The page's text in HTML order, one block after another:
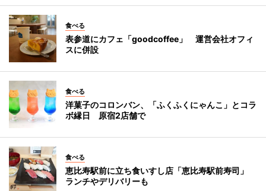
食べる
表参道にカフェ「goodcoffee」 運営会社オフィ
スに併設
食べる
洋菓子のコロンバン、「ふくふくにゃんこ」とコラ
ボ縁日 原宿2店舗で
食べる
恵比寿駅前に立ち食いすし店「恵比寿駅前寿司」
ランチやデリバリーも